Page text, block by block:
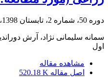
دوره 50، شماره 2، تابستان 1398، صفحه
سمانه سلیمانی نژاد، آرش
اول
مشاهده مقاله
اصل مقاله 520.18 K